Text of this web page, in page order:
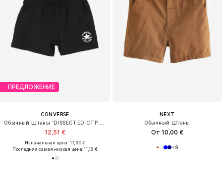
ПРЕДЛОЖЕНИЕ
CONVERSE
12,51 €
Изначальная цена: 17,90 €
Последняя самая низкая цена:11,18 €
NEXT
Обычный Штаны
От 10,00 €
+9